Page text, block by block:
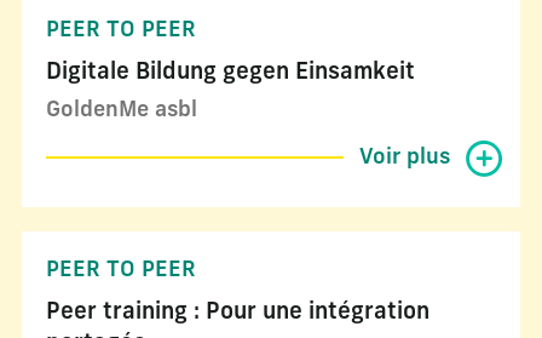
PEER TO PEER
Digitale Bildung gegen Einsamkeit
GoldenMe asbl
Voir plus
PEER TO PEER
Peer training : Pour une intégration